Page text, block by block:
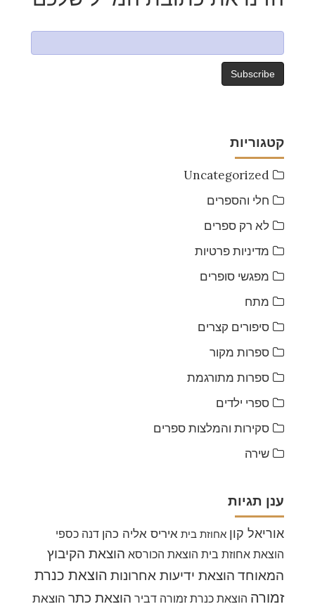
קטגוריות
Uncategorized
חלי והספרים
לא רק ספרים
מדיניות פרטיות
מפגשי סופרים
מתח
סיפורים קצרים
ספרות מקור
ספרות מתורגמת
ספרי ילדים
סקירות והמלצות ספרים
שירה
ענן תגיות
אוריאל קון אחוזת בית איריס אליה כהן דנה כספי
הוצאת אחוזת בית הוצאת הכורסא הוצאת הקיבוץ
המאוחד הוצאת ידיעות אחרונות הוצאת כנרת
זמורה הוצאת כנרת זמורה דביר הוצאת כתר הוצאת